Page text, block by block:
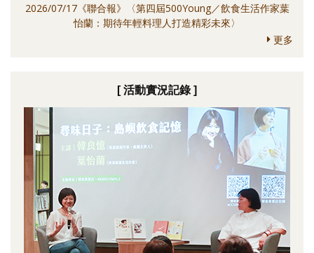
2026/07/17《聯合報》〈第四屆500Young／飲食生活作家葉
怡蘭：期待年輕料理人打造精彩未來〉
更多
[ 活動實況記錄 ]